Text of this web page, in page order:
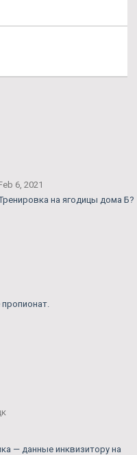
6, 2021
на ягодицы дома Б?
— данные инквизитору на